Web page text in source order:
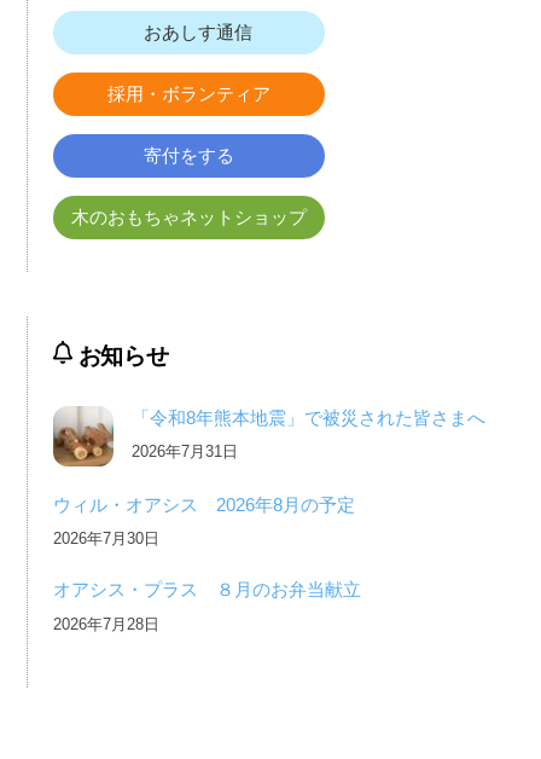
おあしす通信
採用・ボランティア
寄付をする
木のおもちゃネットショップ
お知らせ
「令和8年熊本地震」で被災された皆さまへ
2026年7月31日
ウィル・オアシス 2026年8月の予定
2026年7月30日
オアシス・プラス ８月のお弁当献立
2026年7月28日